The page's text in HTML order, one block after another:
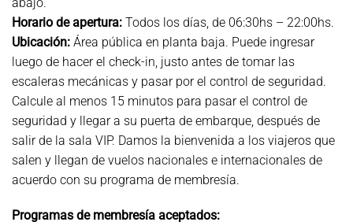
Horario de apertura: Todos los días, de 06:30hs – 22:00hs.
Ubicación: Área pública en planta baja. Puede ingresar
luego de hacer el check-in, justo antes de tomar las
escaleras mecánicas y pasar por el control de seguridad.
Calcule al menos 15 minutos para pasar el control de
seguridad y llegar a su puerta de embarque, después de
salir de la sala VIP. Damos la bienvenida a los viajeros que
salen y llegan de vuelos nacionales e internacionales de
acuerdo con su programa de membresía.
Programas de membresía aceptados: